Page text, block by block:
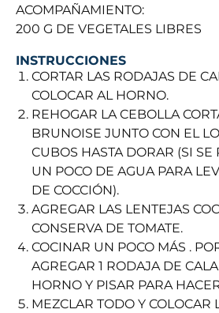
ACOMPAÑAMIENTO:
200 G DE VEGETALES LIBRES
INSTRUCCIONES
CORTAR LAS RODAJAS DE
COLOCAR AL HORNO.
REHOGAR LA CEBOLLA
BRUNOISE JUNTO CON EL
CUBOS HASTA DORAR (SI SE
UN POCO DE AGUA PARA
DE COCCIÓN).
AGREGAR LAS LENTEJAS
CONSERVA DE TOMATE.
COCINAR UN POCO MÁS .
AGREGAR 1 RODAJA DE
HORNO Y PISAR PARA
MEZCLAR TODO Y COLOCAR